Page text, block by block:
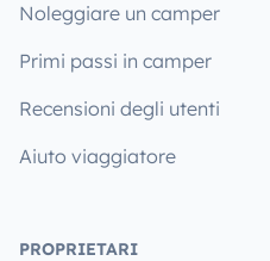
Noleggiare un camper
Primi passi in camper
Recensioni degli utenti
Aiuto viaggiatore
PROPRIETARI